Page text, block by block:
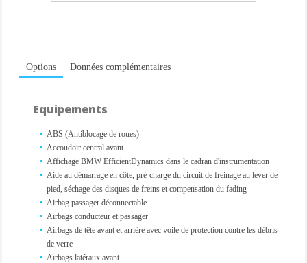
Options Données complémentaires
Equipements
ABS (Antiblocage de roues)
Accoudoir central avant
Affichage BMW EfficientDynamics dans le cadran d'instrumentation
Aide au démarrage en côte, pré-charge du circuit de freinage au lever de
pied, séchage des disques de freins et compensation du fading
Airbag passager déconnectable
Airbags conducteur et passager
Airbags de tête avant et arrière avec voile de protection contre les débris
de verre
Airbags latéraux avant